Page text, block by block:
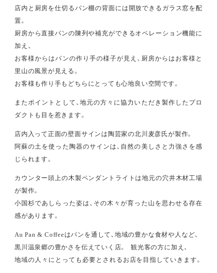
店内と厨房を仕切るパン棚の背面には開放できるガラス窓を配
置。
厨房から直接パンの陳列や補充ができるオペレーション機能に
加え、
お客様からはパンの作り手の様子が見え、厨房からはお客様と
里山の風景が見える。
お客様も作り手もどちらにとっても心地良い空間です。
またポイントとして、地元の方々に協力いただき製作したプロ
ダクトも目を惹きます。
店内入って正面の壁面サインは陶芸家の北川麦彦氏が製作。
阿蘇の土を使った陶器のサインは、自然の美しさと力強さを感
じられます。
カウンター頭上の木製ペンダントライトは地元の穴井木材工場
が製作。
小国杉であしらった姿は、その木々が育った山を思わせる存在
感があります。
Au Pan & Coffeeはパンを通して、地域の豊かな食材や人など、
黒川温泉郷の豊かさを伝えていく店。 観光客の方に加え、
地域の人々にとっても必要とされるお店を目指していきます。